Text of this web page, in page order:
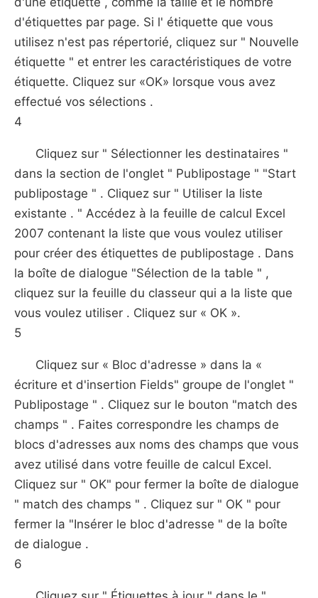
d'étiquettes par page. Si l' étiquette que vous
utilisez n'est pas répertorié, cliquez sur " Nouvelle
étiquette " et entrer les caractéristiques de votre
étiquette. Cliquez sur «OK» lorsque vous avez
effectué vos sélections .
4
Cliquez sur " Sélectionner les destinataires "
dans la section de l'onglet " Publipostage " "Start
publipostage " . Cliquez sur " Utiliser la liste
existante . " Accédez à la feuille de calcul Excel
2007 contenant la liste que vous voulez utiliser
pour créer des étiquettes de publipostage . Dans
la boîte de dialogue "Sélection de la table " ,
cliquez sur la feuille du classeur qui a la liste que
vous voulez utiliser . Cliquez sur « OK ».
5
Cliquez sur « Bloc d'adresse » dans la «
écriture et d'insertion Fields" groupe de l'onglet "
Publipostage " . Cliquez sur le bouton "match des
champs " . Faites correspondre les champs de
blocs d'adresses aux noms des champs que vous
avez utilisé dans votre feuille de calcul Excel.
Cliquez sur " OK" pour fermer la boîte de dialogue
" match des champs " . Cliquez sur " OK " pour
fermer la "Insérer le bloc d'adresse " de la boîte
de dialogue .
6